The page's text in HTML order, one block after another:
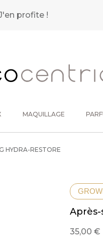
profite !
MAQUILLAGE
HYDRA-RESTORE
35,00